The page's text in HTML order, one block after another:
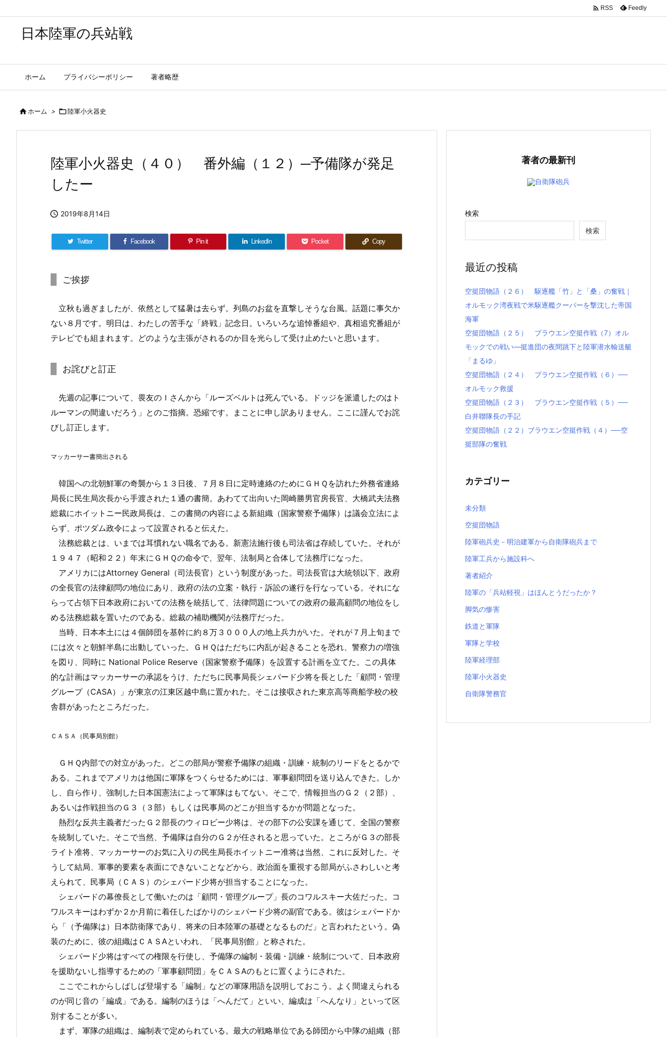
日本陸軍の兵站戦
ホーム プライバシーポリシー 著者略歴
 RSS Feedly
ホーム > 陸軍小火器史
陸軍小火器史（４０） 番外編（１２）─予備隊が発足
したー
 2019年8月14日
Twitter Facebook Pin it LinkedIn Pocket Copy
ご挨拶
立秋も過ぎましたが、依然として猛暑は去らず。列島のお盆を直撃しそうな台風。話題に事欠か
ない８月です。明日は、わたしの苦手な「終戦」記念日。いろいろな追悼番組や、真相追究番組が
テレビでも組まれます。どのような主張がされるのか目を光らして受け止めたいと思います。
お詫びと訂正
先週の記事について、畏友のＩさんから「ルーズベルトは死んでいる。ドッジを派遣したのはト
ルーマンの間違いだろう」とのご指摘。恐縮です。まことに申し訳ありません。ここに謹んでお詫
びし訂正します。
マッカーサー書簡出される
韓国への北朝鮮軍の奇襲から１３日後、７月８日に定時連絡のためにＧＨＱを訪れた外務省連絡
局長に民生局次長から手渡された１通の書簡。あわてて出向いた岡崎勝男官房長官、大橋武夫法務
総裁にホイットニー民政局長は、この書簡の内容による新組織（国家警察予備隊）は議会立法によ
らず、ポツダム政令によって設置されると伝えた。
法務総裁とは、いまでは耳慣れない職名である。新憲法施行後も司法省は存続していた。それが
１９４７（昭和２２）年末にＧＨＱの命令で、翌年、法制局と合体して法務庁になった。
アメリカにはAttorney General（司法長官）という制度があった。司法長官は大統領以下、政府
の全長官の法律顧問の地位にあり、政府の法の立案・執行・訴訟の遂行を行なっている。それにな
らって占領下日本政府においての法務を統括して、法律問題についての政府の最高顧問の地位をし
める法務総裁を置いたのである。総裁の補助機関が法務庁だった。
当時、日本本土には４個師団を基幹に約８万３０００人の地上兵力がいた。それが７月上旬まで
には次々と朝鮮半島に出動していった。ＧＨＱはただちに内乱が起きることを恐れ、警察力の増強
を図り、同時に National Police Reserve（国家警察予備隊）を設置する計画を立てた。この具体
的な計画はマッカーサーの承認をうけ、ただちに民事局長シェパード少将を長とした「顧問・管理
グループ（CASA）」が東京の江東区越中島に置かれた。そこは接収された東京高等商船学校の校
舎群があったところだった。
ＣＡＳＡ（民事局別館）
ＧＨＱ内部での対立があった。どこの部局が警察予備隊の組織・訓練・統制のリードをとるかで
ある。これまでアメリカは他国に軍隊をつくらせるためには、軍事顧問団を送り込んできた。しか
し、自ら作り、強制した日本国憲法によって軍隊はもてない。そこで、情報担当のＧ２（２部）、
あるいは作戦担当のＧ３（３部）もしくは民事局のどこが担当するかが問題となった。
熱烈な反共主義者だったＧ２部長のウィロビー少将は、その部下の公安課を通じて、全国の警察
を統制していた。そこで当然、予備隊は自分のＧ２が任されると思っていた。ところがＧ３の部長
ライト准将、マッカーサーのお気に入りの民生局長ホイットニー准将は当然、これに反対した。そ
うして結局、軍事的要素を表面にできないことなどから、政治面を重視する部局がふさわしいと考
えられて、民事局（ＣＡＳ）のシェパード少将が担当することになった。
シェパードの幕僚長として働いたのは「顧問・管理グループ」長のコワルスキー大佐だった。コ
ワルスキーはわずか２か月前に着任したばかりのシェパード少将の副官である。彼はシェパードか
ら「（予備隊は）日本防衛隊であり、将来の日本陸軍の基礎となるものだ」と言われたという。偽
装のために、彼の組織はＣＡＳAといわれ、「民事局別館」と称された。
シェパード少将はすべての権限を行使し、予備隊の編制・装備・訓練・統制について、日本政府
を援助ないし指導するための「軍事顧問団」をＣＡＳAのもとに置くようにされた。
ここでこれからしばしば登場する「編制」などの軍隊用語を説明しておこう。よく間違えられる
のが同じ音の「編成」である。編制のほうは「へんだて」といい、編成は「へんなり」といって区
別することが多い。
まず、軍隊の組織は、編制表で定められている。最大の戦略単位である師団から中隊の組織（部
著者の最新刊
自衛隊砲兵
検索
検索
最近の投稿
空挺団物語（２６） 駆逐艦「竹」と「桑」の奮戦｜
オルモック湾夜戦で米駆逐艦クーパーを撃沈した帝国
海軍
空挺団物語（２５） ブラウエン空挺作戦（7）オル
モックでの戦い―挺進団の夜間跳下と陸軍潜水輸送艇
「まるゆ」
空挺団物語（２４） ブラウエン空挺作戦（６）──
オルモック救援
空挺団物語（２３） ブラウエン空挺作戦（５）──
白井聯隊長の手記
空挺団物語（２２）ブラウエン空挺作戦（４）──空
挺部隊の奮戦
カテゴリー
未分類
空挺団物語
陸軍砲兵史－明治建軍から自衛隊砲兵まで
陸軍工兵から施設科へ
著者紹介
陸軍の「兵站軽視」はほんとうだったか？
脚気の惨害
鉄道と軍隊
軍隊と学校
陸軍経理部
陸軍小火器史
自衛隊警務官